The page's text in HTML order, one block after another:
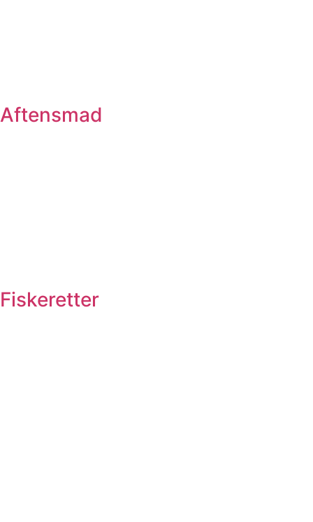
Aftensmad
Fiskeretter